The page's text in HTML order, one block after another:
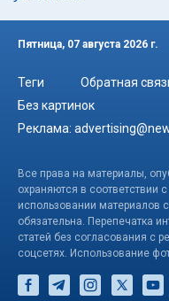
Пятница, 07 августа 2026 г.
Теги Обратная
Без картинок
Реклама:
Все права на материалы,
охраняются в соответствии
использовании материалов
обязательна. Перепечатка
статей без согласования с
соцсетях. Использование